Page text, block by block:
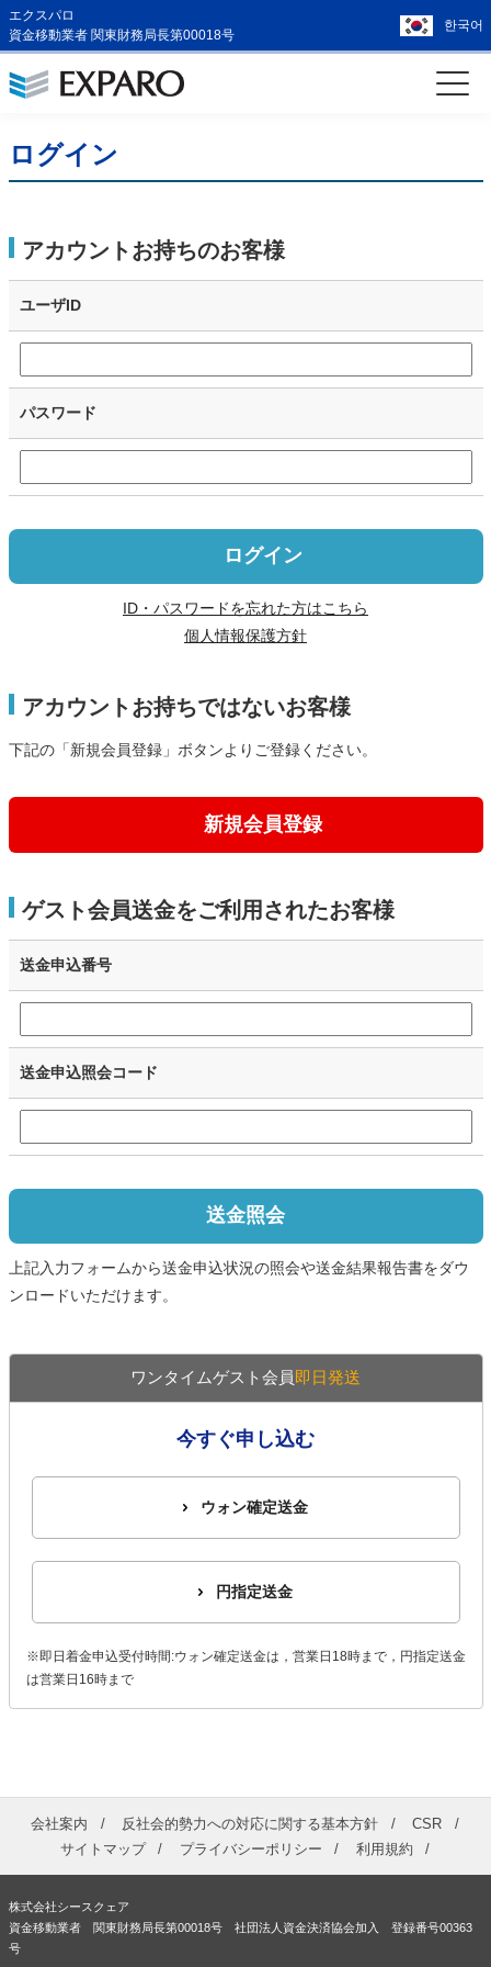
エクスパロ
資金移動業者 関東財務局長第00018号
한국어
ログイン
アカウントお持ちのお客様
ユーザID
パスワード
ログイン
ID・パスワードを忘れた方はこちら
個人情報保護方針
アカウントお持ちではないお客様
下記の「新規会員登録」ボタンよりご登録ください。
新規会員登録
ゲスト会員送金をご利用されたお客様
送金申込番号
送金申込照会コード
送金照会
上記入力フォームから送金申込状況の照会や送金結果報告書をダウ
ンロードいただけます。
ワンタイムゲスト会員即日発送
今すぐ申し込む
ウォン確定送金
円指定送金
※即日着金申込受付時間:ウォン確定送金は，営業日18時まで，円指定送金
は営業日16時まで
会社案内 反社会的勢力への対応に関する基本方針
CSR
サイトマップ
プライバシーポリシー 利用規約
株式会社シースクェア
資金移動業者 関東財務局長第00018号 社団法人資金決済協会加入 登録番号00363
号